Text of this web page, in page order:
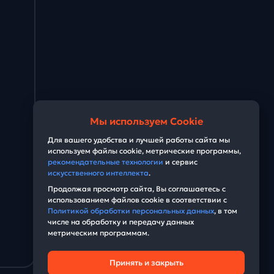
Мы используем Cookie
Для вашего удобства и лучшей работы сайта мы
используем файлы cookie, метрические программы,
рекомендательные технологии и сервис
искусственного интеллекта.
Продолжая просмотр сайта, Вы соглашаетесь с
использованием файлов cookie в соответствии с
Политикой обработки персональных данных, в том
числе на обработку и передачу данных
метрическим программам.
Принять и закрыть